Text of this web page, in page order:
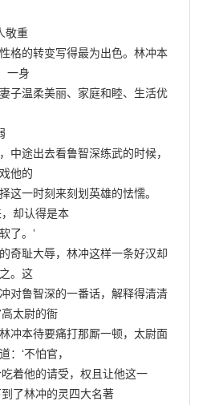
敬重
格的转变写得最为出色。林冲本
一身
子温柔美丽、家庭和睦、生活优
中途出去看鲁智深练武的时候，
他的
这一时刻来刻划英雄的怯懦。
，却认得是本
了。‛
奇耻大辱，林冲这样一条好汉却
。这
对鲁智深的一番话，解释得清清
高太尉的衙
冲本待要痛打那厮一顿，太尉面
：‘不怕官，
吃着他的请受，权且让他这一
了林冲的灵四大名著